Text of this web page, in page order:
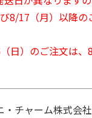
8/17（月）以降
日）のご注文は
・チャーム株式会社